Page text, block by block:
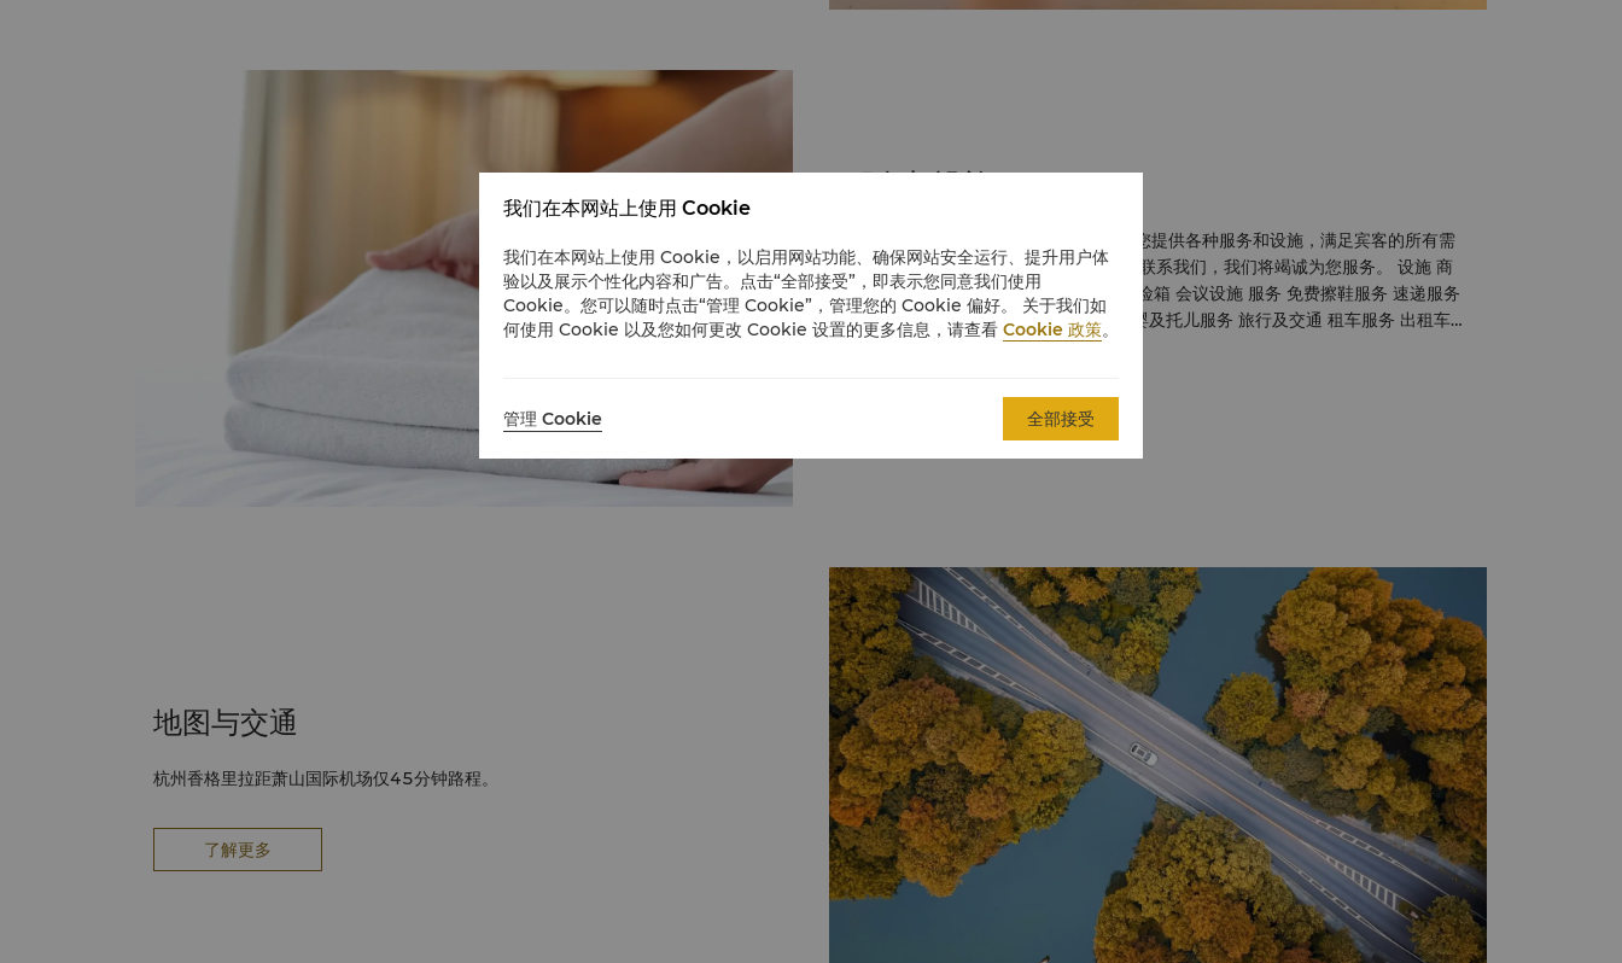
服务与设施
不论商务差旅或休闲旅游，我们都将为您提供各种服务和设施，满足宾客的所有需
求。 如您所需的服务未列于此，请随时联系我们，我们将竭诚为您服务。 设施 商
务中心 无障碍设施 无烟客房 停车场 保险箱 会议设施 服务 免费擦鞋服务 速递服务
快捷入住及退房服务 洗衣服务 儿童 护婴及托儿服务 旅行及交通 租车服务 出租车及
应俱全的服务。 如果您有急需处理的事物，酒店员工将尽可能提供协助。 商务设施
擦鞋服务 速递服务 快捷入住及退房服务 洗衣服务 儿童 护婴及托儿服务 旅行及交通
租车服务 出租车及豪华轿车服务 旅行社及导游服务 商铺 外币兑换柜台 礼品店 饮食
24小时客房送餐服务 3间餐厅 商务中心 杭州香格里拉商务中心全天候24小时提供
先进的设备和一应俱全的服务。 如果您有急需处理的事物，酒店员工将尽可能提供
协助。 商务设施包括： 设施 会议室/董事会议厅 电话会议设施 服务 装订服务 有
线和无线宽带上网（豪华阁贵宾廊、商务中心及公共区域内） 包裹速递服务 传真服
务 激光打印服务 复印服务 扫描服务 文字处理/笔译/口译服务 设备 电脑 液晶高射
幻灯投影仪 移动电话 复印机 打印机
地图与交通
杭州香格里拉距萧山国际机场仅45分钟路程。
了解更多
我们在本网站上使用 Cookie
我们在本网站上使用 Cookie，以启用网站功能、确保网站安全运行、提升用户体
验以及展示个性化内容和广告。点击“全部接受”，即表示您同意我们使用
Cookie。您可以随时点击“管理 Cookie”，管理您的 Cookie 偏好。 关于我们如
何使用 Cookie 以及您如何更改 Cookie 设置的更多信息，请查看 Cookie 政策。
管理 Cookie 全部接受